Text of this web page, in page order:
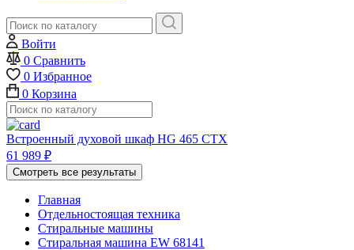
Войти
0 Сравнить
0 Избранное
0 Корзина
Встроенный духовой шкаф HG 465 CTX
61 989 ₽
Смотреть все результаты
Главная
Отдельностоящая техника
Стиральные машины
Стиральная машина EW 68141